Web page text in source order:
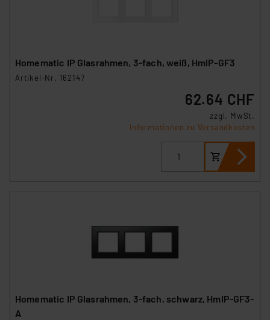
insbesondere der Art der übermittelten Daten,
Homematic IP Glasrahmen, 3-fach, weiß, HmIP-GF3
Artikel-Nr. 162147
62.64 CHF
zzgl. MwSt.
Informationen zu Versandkosten
Homematic IP Glasrahmen, 3-fach, schwarz, HmIP-GF3-
A